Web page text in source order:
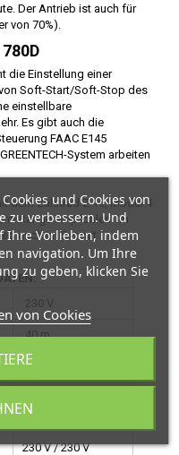
Der Antrieb ist auch für
von 70%).
die Einstellung einer
von Soft-Start/Soft-Stop des
einstellbare
Es gibt auch die
FAAC E145
System arbeiten
dem Zahnrad Z 16, Modul 4
empfohlen. Im
auch im Set mit
230 V
40 m
1.800 kg
230 V / 230 V
und Cookies von
zu verbessern. Und
Ihre Vorlieben, indem
navigation. Um Ihre
zu geben, klicken Sie
von Cookies